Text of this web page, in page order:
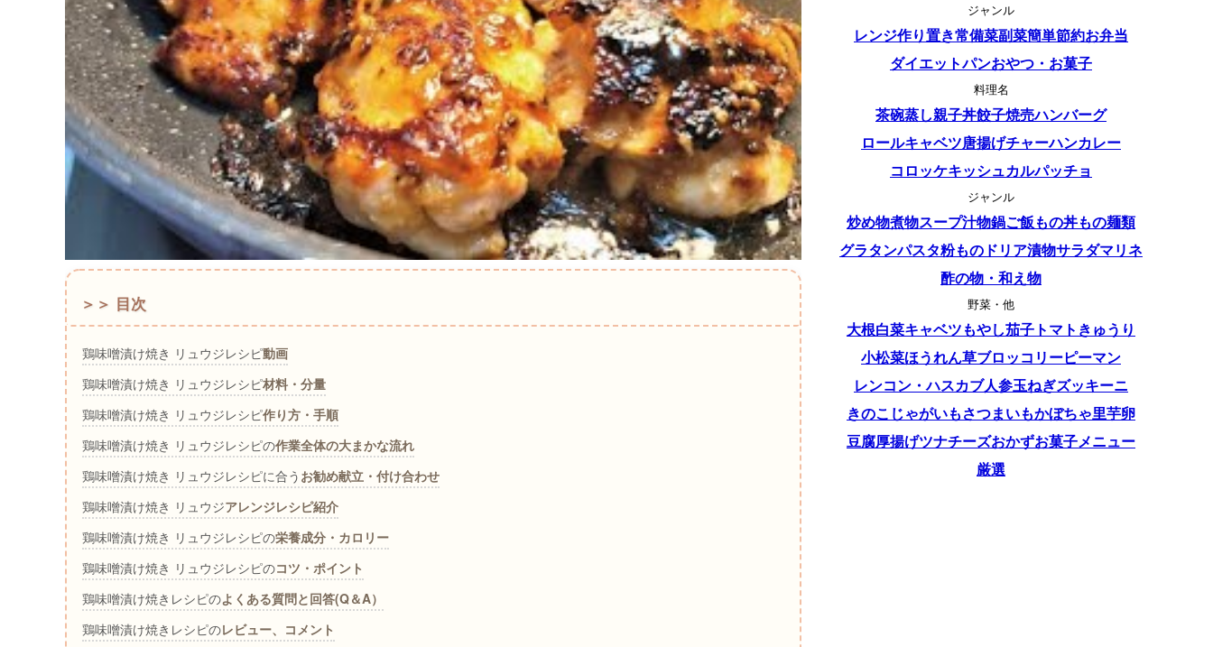
＞＞ 目次
鶏味噌漬け焼き リュウジレシピ動画
鶏味噌漬け焼き リュウジレシピ材料・分量
鶏味噌漬け焼き リュウジレシピ作り方・手順
鶏味噌漬け焼き リュウジレシピの作業全体の大まかな流れ
鶏味噌漬け焼き リュウジレシピに合う お勧め献立・付け合わせ
鶏味噌漬け焼き リュウジアレンジレシピ紹介
鶏味噌漬け焼き リュウジレシピの栄養成分・カロリー
鶏味噌漬け焼き リュウジレシピのコツ・ポイント
鶏味噌漬け焼きレシピのよくある質問と回答(Q＆A）
鶏味噌漬け焼きレシピのレビュー、コメント
ジャンル
レンジ作り置き常備菜副菜簡単節約お弁当
ダイエットパンおやつ・お菓子
料理名
茶碗蒸し親子丼餃子焼売ハンバーグ
ロールキャベツ唐揚げチャーハンカレー
コロッケキッシュカルパッチョ
ジャンル
炒め物煮物スープ汁物鍋ご飯もの丼もの麺類
グラタンパスタ粉もの ドリア漬物サラダマリネ
酢の物・和え物
野菜・他
大根白菜キャベツもやし茄子 トマト きゅうり
小松菜ほうれん草ブロッコリーピーマン
レンコン・ハスカブ人参玉ねぎズッキーニ
きのこ じゃがいもさつまいもかぼちゃ里芋卵
豆腐厚揚げツナチーズおかずお菓子メニュー
厳選